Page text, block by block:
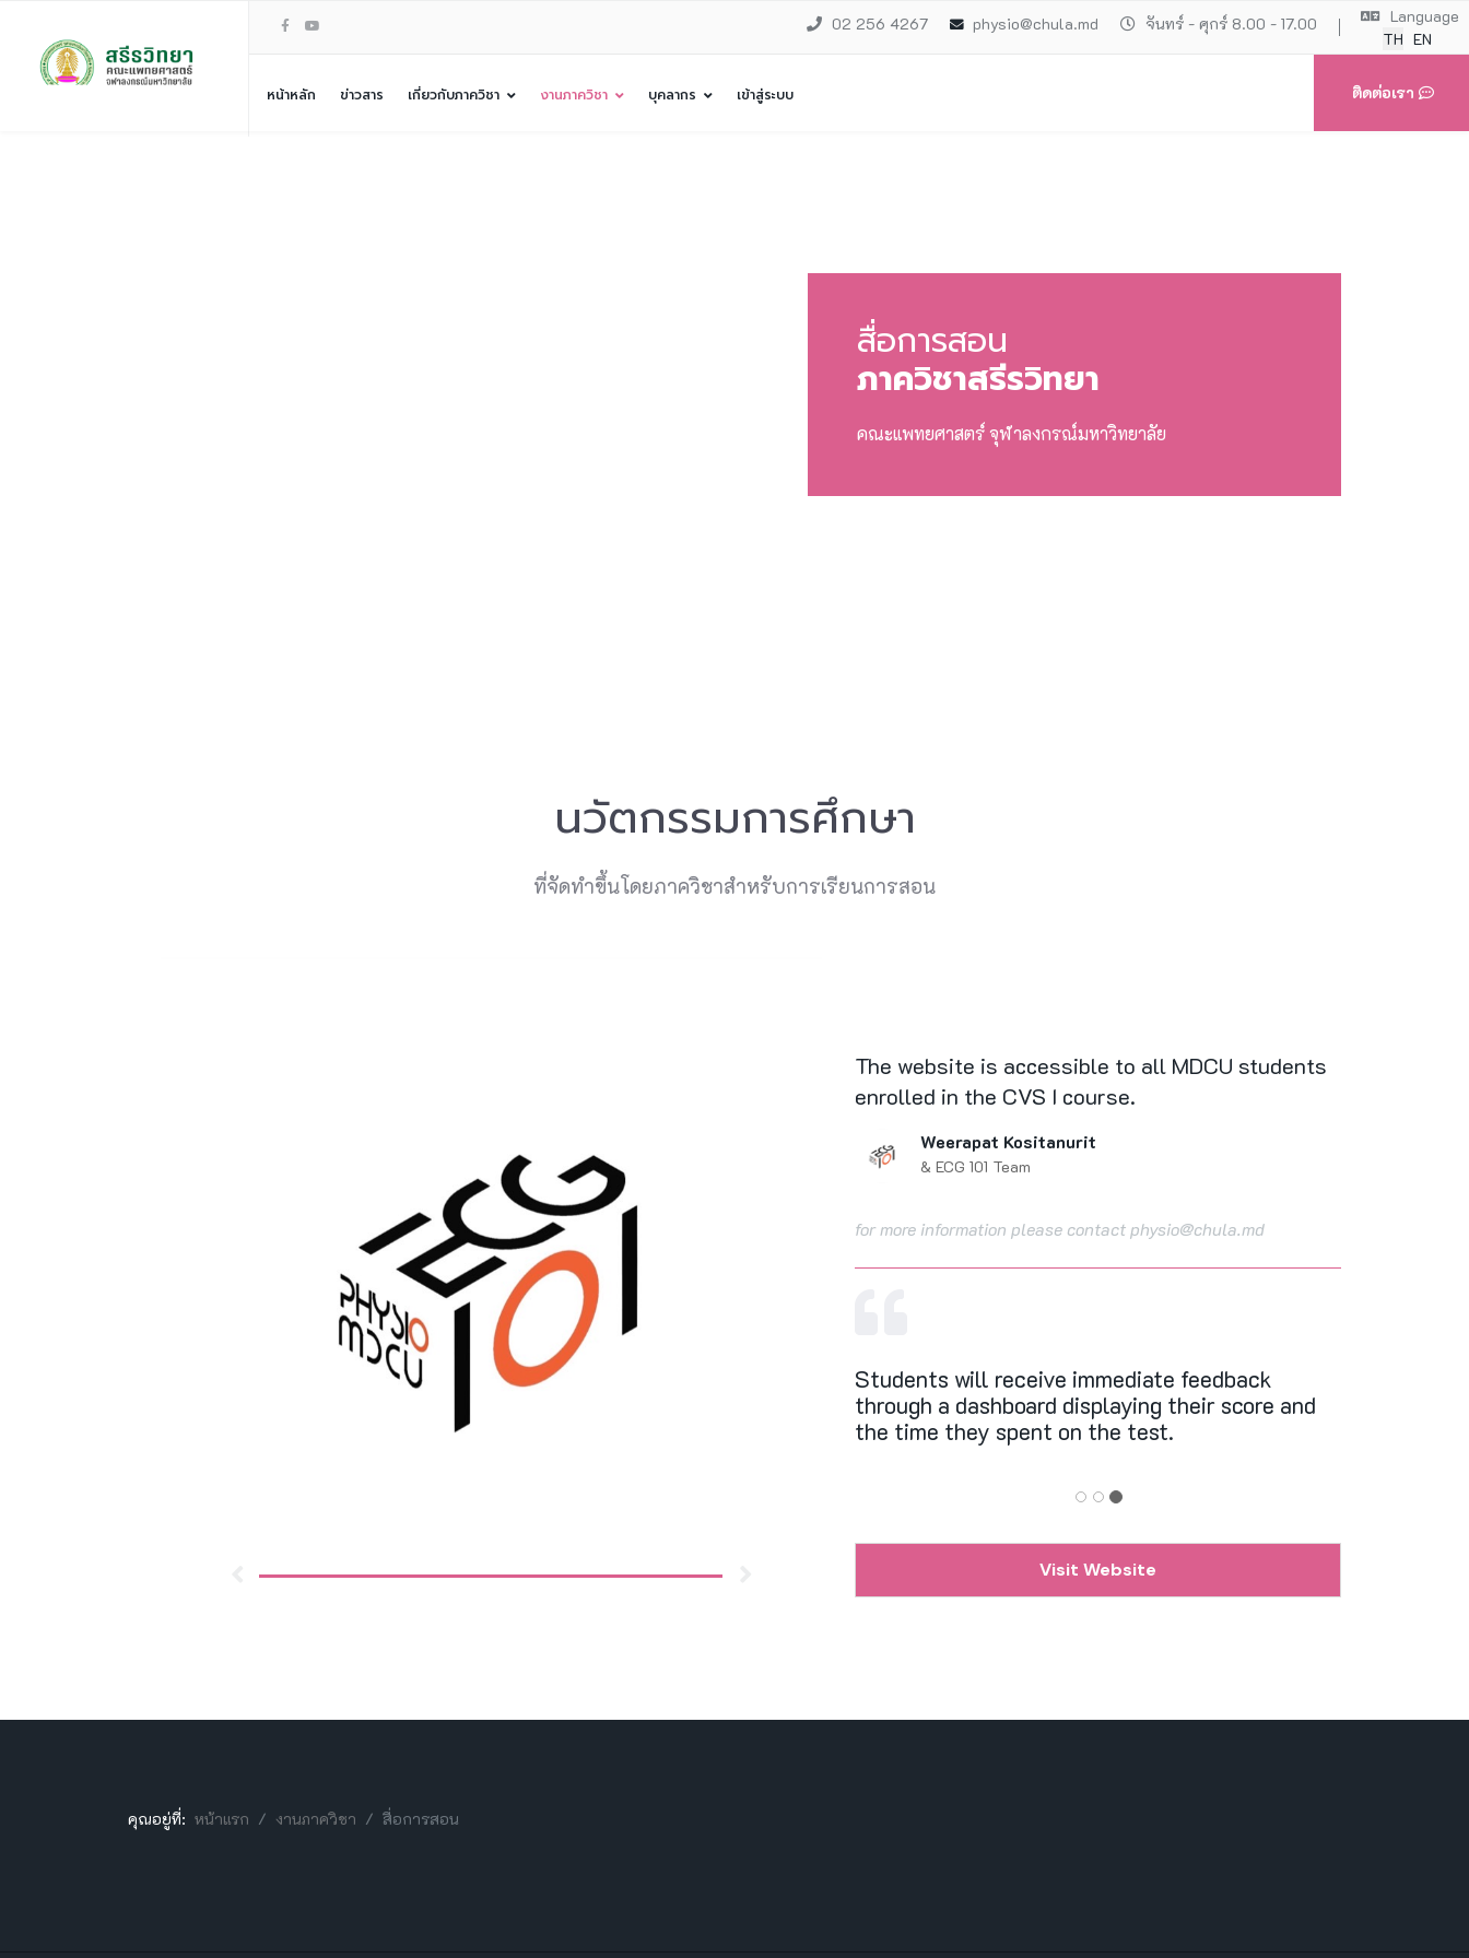
Language
TH EN
02 256 4267 physio@chula.md จันทร์ - ศุกร์ 8.00 - 17.00
ติดต่อเรา
หน้าหลัก ข่าวสาร เกี่ยวกับภาควิชา งานภาควิชา บุคลากร เข้าสู่ระบบ
สื่อการสอน
ภาควิชาสรีรวิทยา
คณะแพทยศาสตร์ จุฬาลงกรณ์มหาวิทยาลัย
นวัตกรรมการศึกษา
ที่จัดทำขึ้นโดยภาควิชาสำหรับการเรียนการสอน
The website is accessible to all MDCU students
enrolled in the CVS I course.
Weerapat Kositanurit
& ECG 101 Team
for more information please contact physio@chula.md
Students will receive immediate feedback
through a dashboard displaying their score and
the time they spent on the test.
Visit Website
คุณอยู่ที่: หน้าแรก งานภาควิชา สื่อการสอน